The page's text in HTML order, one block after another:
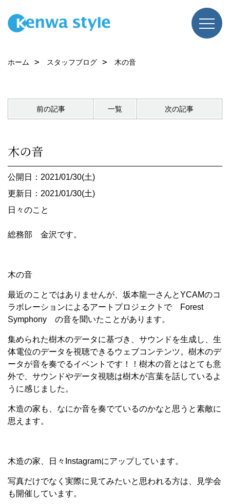
ホーム スタッフブログ 木の音
前の記事 一覧 次の記事
木の音
公開日：2021/01/30(土)
更新日：2021/01/30(土)
日々のこと
総務部 金沢です。
木の音
最近のことではありませんが、坂本龍一さんとYCAMのコ
ラボレーションによるアートプロジェクトで Forest
Symphony の音を聞いたことがあります。
集められた樹木のデータに基づき、サウンドを生成し、生
体電位のデータを視聴できるウェブコンテンツ。樹木のデ
ータが音を奏でるイベントです！！樹木の音とはとても意
外で、サウンドやデータ視聴は樹木が言葉を話しているよ
うに感じました。
木造の家も、なにか音を奏でているのかなと思うと素敵に
思えます。
木造の家、日々Instagramにアップしています。
写真だけでなく実際に見てみたいと思われる方は、見学会
も開催しています。